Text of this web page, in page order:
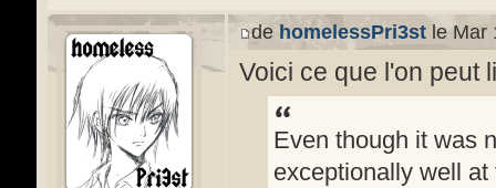
dehomelessPri3st le Mar
Voici ce que l'on peut
Even though it was
exceptionally well